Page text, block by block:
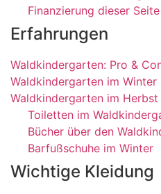
Finanzierung dieser Seite
Erfahrungen
Waldkindergarten: Pro &
Waldkindergarten im Winter
Waldkindergarten im Herbst
Toiletten im
Bücher über den
Barfußschuhe im Winter
Wichtige Kleidung